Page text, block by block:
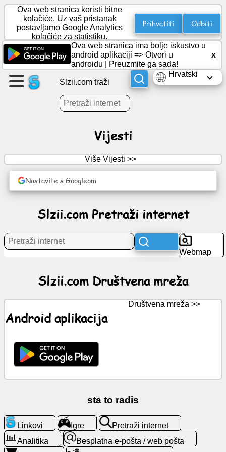
Napravite
stranicu
Stvori
grupu
red
Vijesti
ChatGPT
Kontakti
Pretraži
internet
Ova web stranica koristi bitne
kolačiće. Uz vaš pristanak
postavljamo Google Analytics
kolačiće za statistiku.
Prihvatiti Odbiti
Ova web stranica ima bolje iskustvo u
android aplikaciji => Otvori u
androidu
Preuzmite ga sada!
x
Hrvatski
Slzii.com traži
Vijesti
Više Vijesti >>
Nastavite s Googleom
Slzii.com Pretraži internet
Webmap
Slzii.com Društvena mreža
Android aplikacija
Društvena mreža >>
sta to radis
Linkovi Igre
Pretraži internet
Analitika
Besplatna e-pošta / web pošta